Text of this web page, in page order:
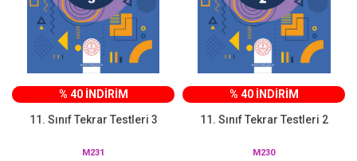
% 40 İNDİRİM
11. Sınıf Tekrar Testleri 3
M231
% 40 İNDİRİM
11. Sınıf Tekrar Testleri 2
M230